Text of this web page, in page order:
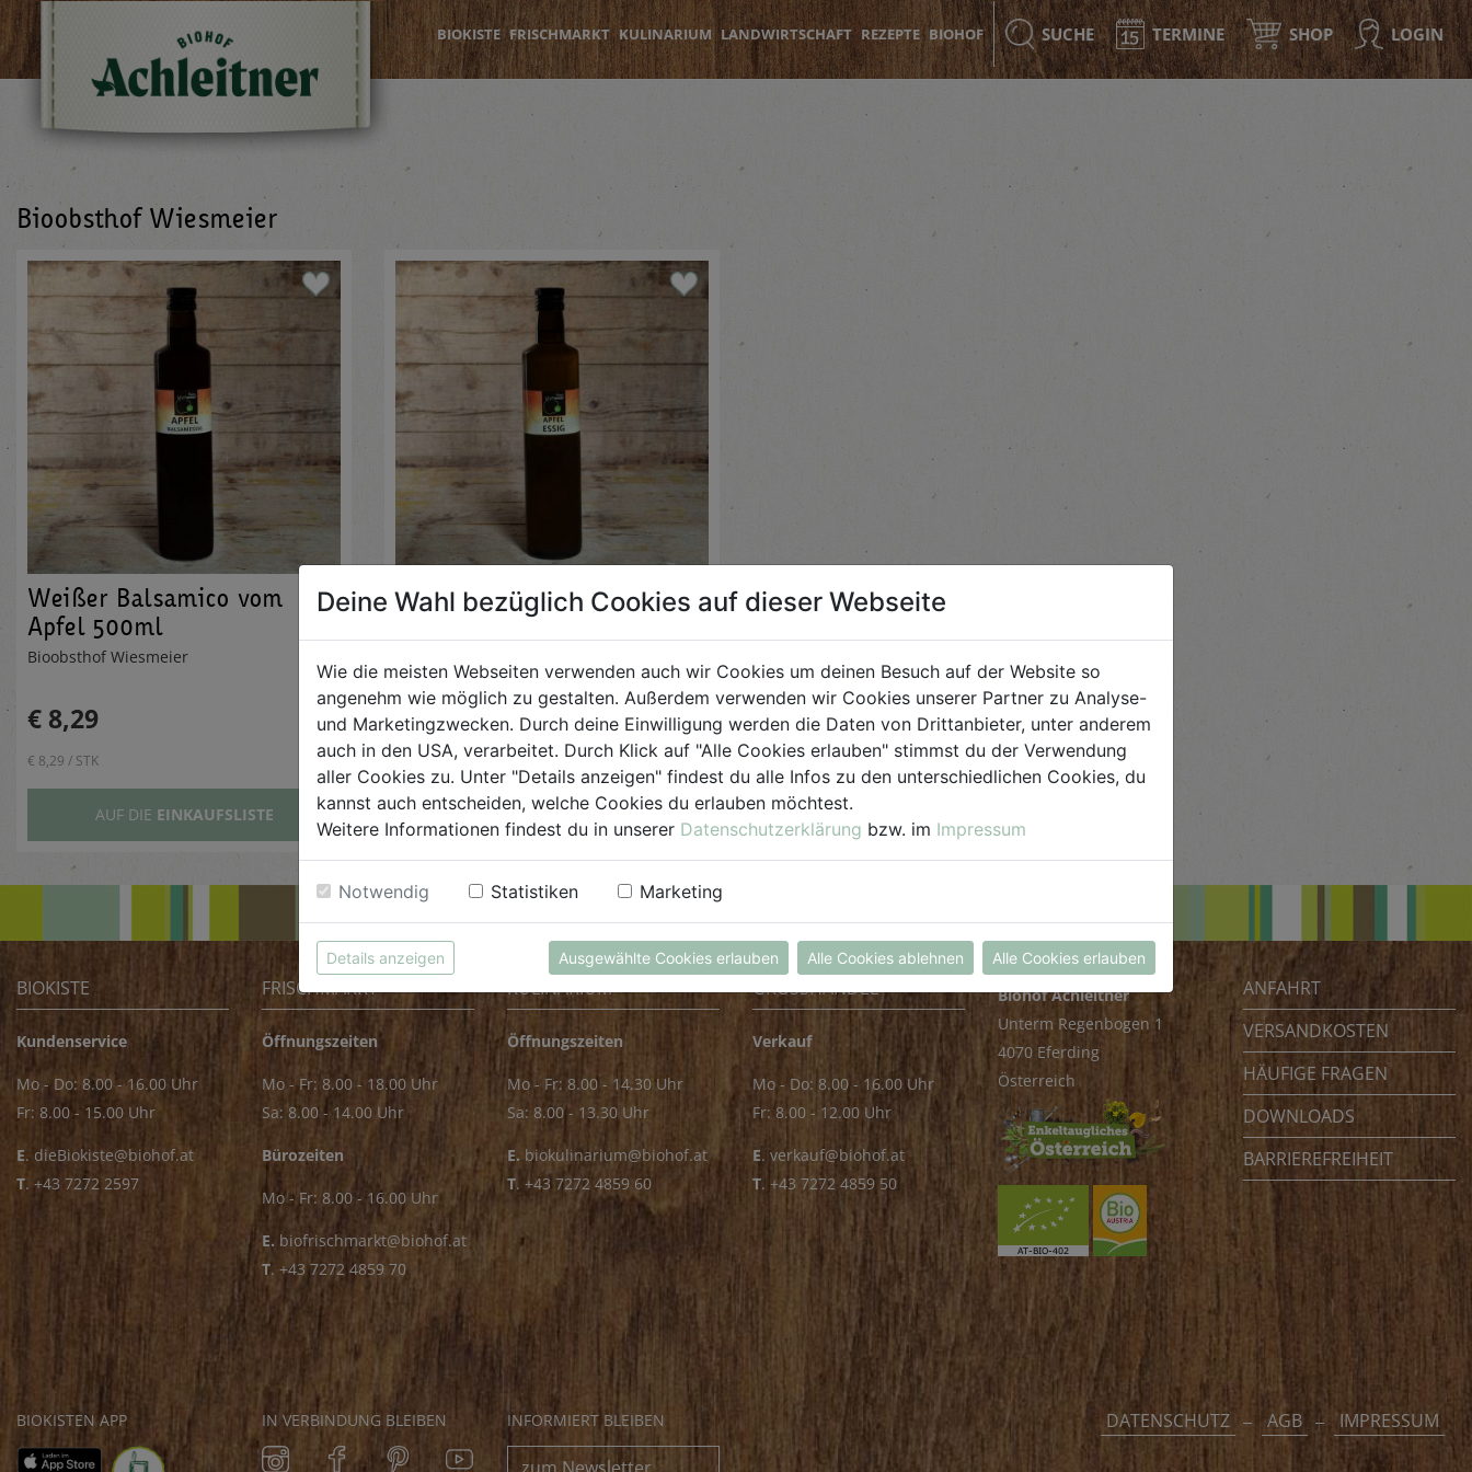
BIOKISTE FRISCHMARKT KULINARIUM LANDWIRTSCHAFT REZEPTE BIOHOF SUCHE TERMINE SHOP LOGIN
Bioobsthof Wiesmeier
Weißer Balsamico vom
Apfel 500ml
Bioobsthof Wiesmeier
€ 8,29
€ 8,29 / STK
AUF DIE EINKAUFSLISTE
Apfelessig 500ml
€ 4,89
€ 4,89 / STK
AUF DIEEINKAUFSLISTE
BIOKISTE
Kundenservice
Mo - Do: 8.00 - 16.00 Uhr
Fr: 8.00 - 15.00 Uhr
E. dieBiokiste@biohof.at
T. +43 7272 2597
FRISCHMARKT
Öffnungszeiten
Mo - Fr: 8.00 - 18.00 Uhr
Sa: 8.00 - 14.00 Uhr
Bürozeiten
Mo - Fr: 8.00 - 16.00 Uhr
E. biofrischmarkt@biohof.at
T. +43 7272 4859 70
KULINARIUM
Öffnungszeiten
Mo - Fr: 8.00 - 14.30 Uhr
Sa: 8.00 - 13.30 Uhr
E. biokulinarium@biohof.at
T. +43 7272 4859 60
GROSSHANDEL
Verkauf
Mo - Do: 8.00 - 16.00 Uhr
Fr: 8.00 - 12.00 Uhr
E. verkauf@biohof.at
T. +43 7272 4859 50
Biohof Achleitner
Unterm Regenbogen 1
4070 Eferding
Österreich
ANFAHRT
VERSANDKOSTEN
HÄUFIGE FRAGEN
DOWNLOADS
BARRIEREFREIHEIT
BIOKISTEN APP IN VERBINDUNG BLEIBEN INFORMIERT BLEIBEN DATENSCHUTZ AGB IMPRESSUM
Deine Wahl bezüglich Cookies auf dieser Webseite
Wie die meisten Webseiten verwenden auch wir Cookies um deinen Besuch auf der Website so
angenehm wie möglich zu gestalten. Außerdem verwenden wir Cookies unserer Partner zu Analyse-
und Marketingzwecken. Durch deine Einwilligung werden die Daten von Drittanbieter, unter anderem
auch in den USA, verarbeitet. Durch Klick auf "Alle Cookies erlauben" stimmst du der Verwendung
aller Cookies zu. Unter "Details anzeigen" findest du alle Infos zu den unterschiedlichen Cookies, du
kannst auch entscheiden, welche Cookies du erlauben möchtest.
Weitere Informationen findest du in unserer Datenschutzerklärung bzw. im Impressum
Notwendig Statistiken Marketing
Details anzeigen Ausgewählte Cookies erlauben Alle Cookies ablehnen Alle Cookies erlauben